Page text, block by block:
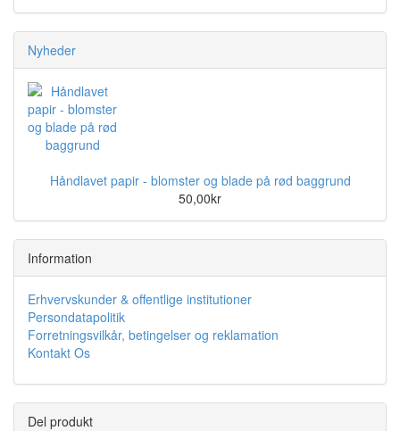
Nyheder
Håndlavet papir - blomster og blade på rød baggrund
50,00kr
Information
Erhvervskunder & offentlige institutioner
Persondatapolitik
Forretningsvilkår, betingelser og reklamation
Kontakt Os
Del produkt